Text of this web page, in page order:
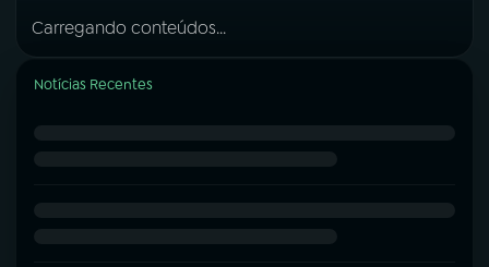
Carregando conteúdos...
Notícias Recentes